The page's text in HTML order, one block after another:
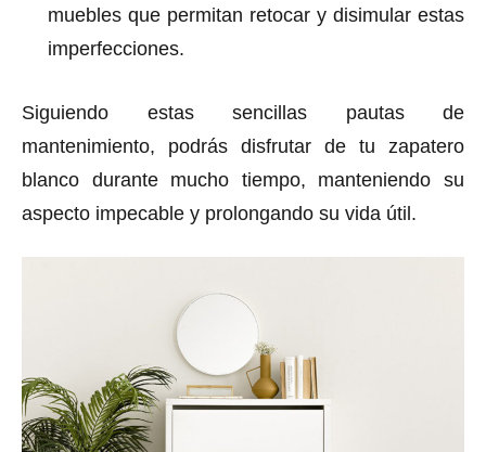
muebles que permitan retocar y disimular estas
imperfecciones.
Siguiendo estas sencillas pautas de
mantenimiento, podrás disfrutar de tu zapatero
blanco durante mucho tiempo, manteniendo su
aspecto impecable y prolongando su vida útil.